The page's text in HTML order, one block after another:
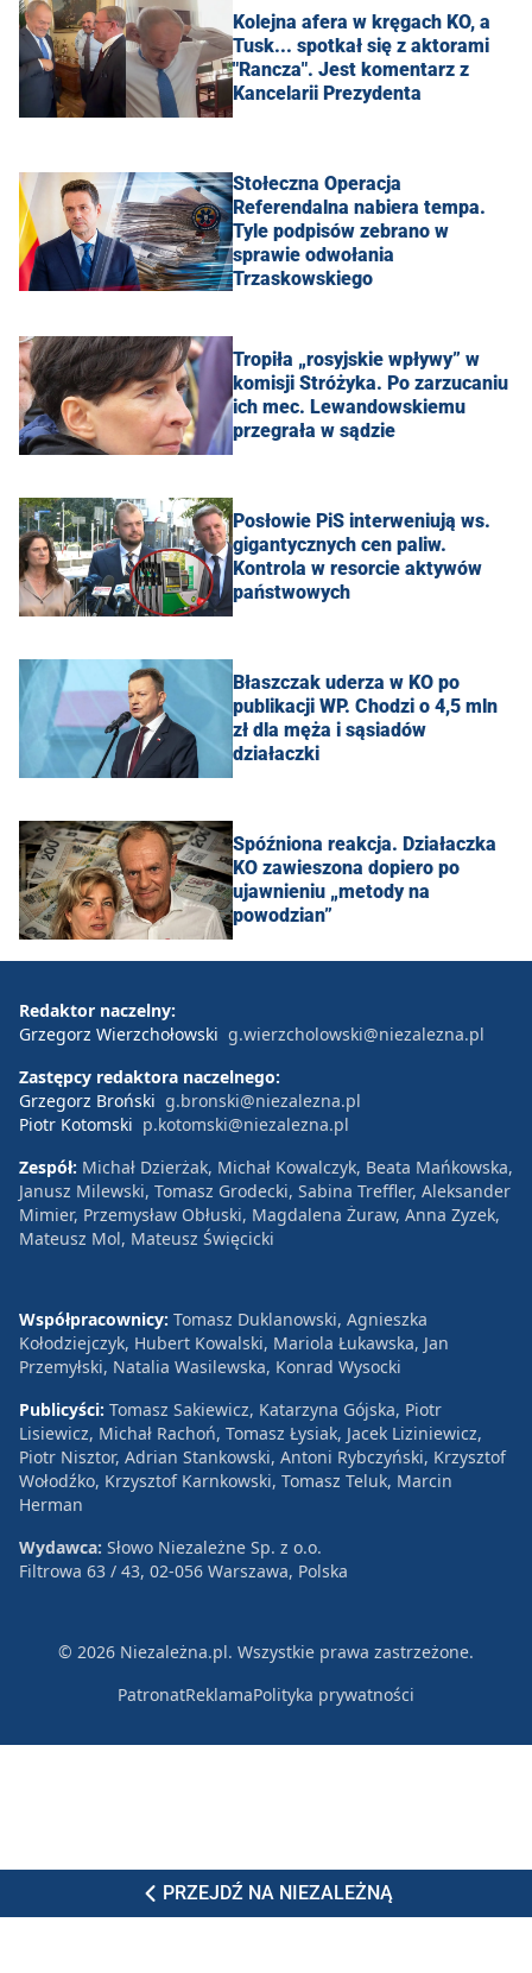
Kolejna afera w kręgach KO, a
Tusk... spotkał się z aktorami
"Rancza". Jest komentarz z
Kancelarii Prezydenta
Stołeczna Operacja
Referendalna nabiera tempa.
Tyle podpisów zebrano w
sprawie odwołania
Trzaskowskiego
Tropiła „rosyjskie wpływy” w
komisji Stróżyka. Po zarzucaniu
ich mec. Lewandowskiemu
przegrała w sądzie
Posłowie PiS interweniują ws.
gigantycznych cen paliw.
Kontrola w resorcie aktywów
państwowych
Błaszczak uderza w KO po
publikacji WP. Chodzi o 4,5 mln
zł dla męża i sąsiadów
działaczki
Spóźniona reakcja. Działaczka
KO zawieszona dopiero po
ujawnieniu „metody na
powodzian”
PRZEJDŹ NA NIEZALEŻNĄ
Redaktor naczelny:
Grzegorz Wierzchołowski g.wierzcholowski@niezalezna.pl
Zastępcy redaktora naczelnego:
Grzegorz Broński g.bronski@niezalezna.pl
Piotr Kotomski p.kotomski@niezalezna.pl
Zespół: Michał Dzierżak, Michał Kowalczyk, Beata Mańkowska,
Janusz Milewski, Tomasz Grodecki, Sabina Treffler, Aleksander
Mimier, Przemysław Obłuski, Magdalena Żuraw, Anna Zyzek,
Mateusz Mol, Mateusz Święcicki
Współpracownicy: Tomasz Duklanowski, Agnieszka
Kołodziejczyk, Hubert Kowalski, Mariola Łukawska, Jan
Przemyłski, Natalia Wasilewska, Konrad Wysocki
Publicyści: Tomasz Sakiewicz, Katarzyna Gójska, Piotr
Lisiewicz, Michał Rachoń, Tomasz Łysiak, Jacek Liziniewicz,
Piotr Nisztor, Adrian Stankowski, Antoni Rybczyński, Krzysztof
Wołodźko, Krzysztof Karnkowski, Tomasz Teluk, Marcin
Herman
Wydawca: Słowo Niezależne Sp. z o.o.
Filtrowa 63 / 43, 02-056 Warszawa, Polska
© 2026 Niezależna.pl. Wszystkie prawa zastrzeżone.
PatronatReklamaPolityka prywatności